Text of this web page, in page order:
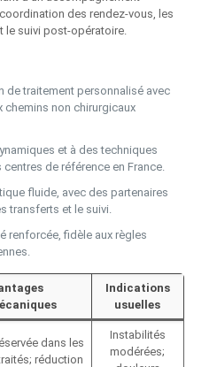
des rendez-vous, les
le suivi post-opératoire.
de traitement personnalisé avec
chemins non chirurgicaux
et à des techniques
de référence en France.
fluide, avec des partenaires
transferts et le suivi.
renforcée, fidèle aux règles
Indications
usuelles
dans les
réduction
Instabilités
modérées;